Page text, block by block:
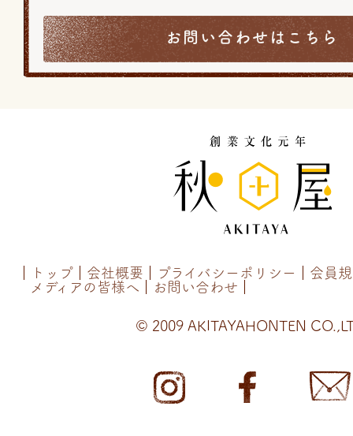
お問い合わせはこちら
トップ 会社概要 プライバシーポリシー
会員
メディアの皆様へ
お問い合わせ
© 2009 AKITAYAHONTEN